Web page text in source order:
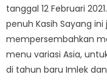
tanggal 12 Februari
penuh Kasih Sayang
mempersembahkan
menu variasi Asia,
di tahun baru Imlek